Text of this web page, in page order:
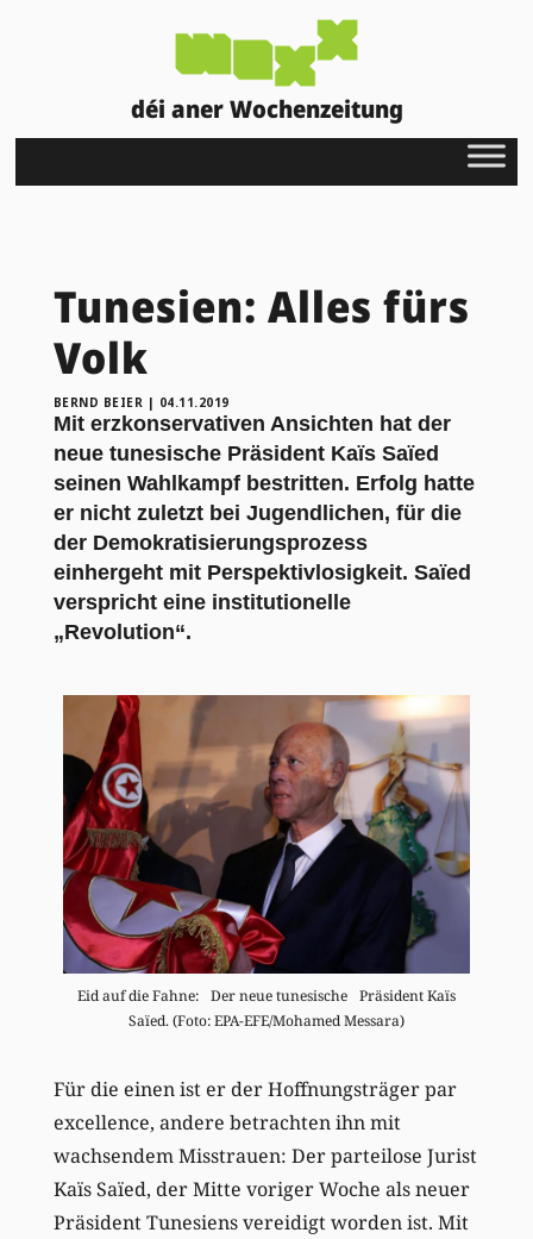
déi aner Wochenzeitung
Tunesien: Alles fürs
Volk
BERND BEIER | 04.11.2019
Mit erzkonservativen Ansichten hat der
neue tunesische Präsident Kaïs Saïed
seinen Wahlkampf bestritten. Erfolg hatte
er nicht zuletzt bei Jugendlichen, für die
der Demokratisierungsprozess
einhergeht mit Perspektivlosigkeit. Saïed
verspricht eine institutionelle
„Revolution“.
Eid auf die Fahne: Der neue tunesische Präsident Kaïs
Saïed. (Foto: EPA-EFE/Mohamed Messara)
Für die einen ist er der Hoffnungsträger par
excellence, andere betrachten ihn mit
wachsendem Misstrauen: Der parteilose Jurist
Kaïs Saïed, der Mitte voriger Woche als neuer
Präsident Tunesiens vereidigt worden ist. Mit